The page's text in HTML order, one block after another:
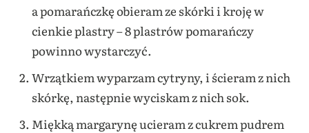
a pomarańczkę obieram ze skórki i kroję w
cienkie plastry – 8 plastrów pomarańczy
powinno wystarczyć.
Wrzątkiem wyparzam cytryny, i ścieram z nich
skórkę, następnie wyciskam z nich sok.
Miękką margarynę ucieram z cukrem pudrem